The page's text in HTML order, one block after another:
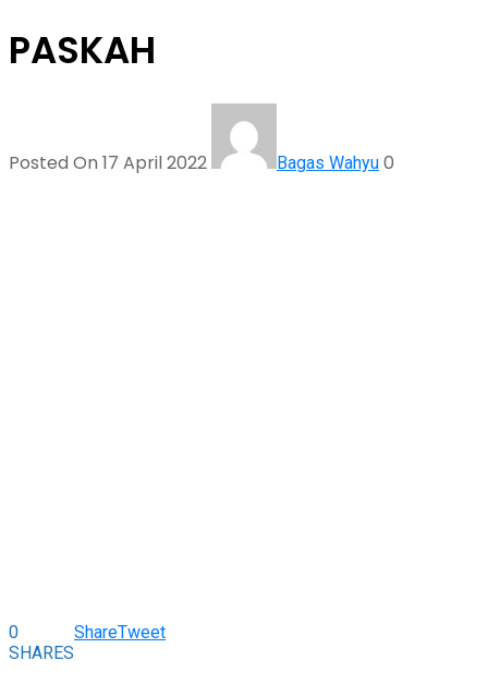
PASKAH
Posted On 17 April 2022 Bagas Wahyu 0
0
SHARES
ShareTweet